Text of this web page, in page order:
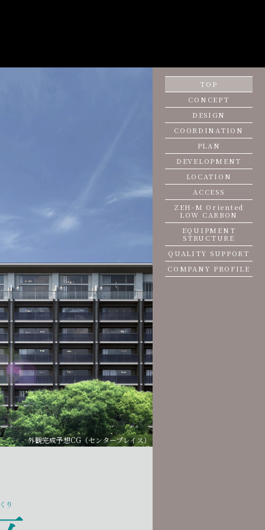
TOP
CONCEPT
DESIGN
COORDINATION
PLAN
DEVELOPMENT
LOCATION
ACCESS
ZEH-M Oriented
LOW CARBON
EQUIPMENT
STRUCTURE
QUALITY SUPPORT
COMPANY PROFILE
外観完成予想CG（センタープレイス）